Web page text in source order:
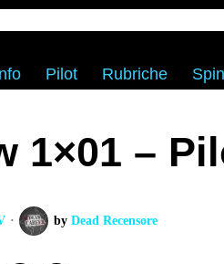
Pilot Rubriche
1×01 –
by Dead Recensore